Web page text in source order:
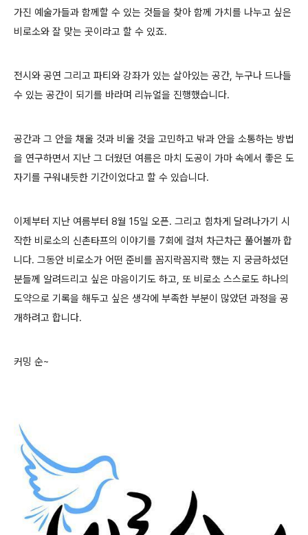
가진 예술가들과 함께할 수 있는 것들을 찾아 함께 가치를 나누고 싶은
비로소와 잘 맞는 곳이라고 할 수 있죠.
전시와 공연 그리고 파티와 강좌가 있는 살아있는 공간, 누구나 드나들
수 있는 공간이 되기를 바라며 리뉴얼을 진행했습니다.
공간과 그 안을 채울 것과 비울 것을 고민하고 밖과 안을 소통하는 방법
을 연구하면서 지난 그 더웠던 여름은 마치 도공이 가마 속에서 좋은 도
자기를 구워내듯한 기간이었다고 할 수 있습니다.
이제부터 지난 여름부터 8월 15일 오픈. 그리고 힘차게 달려나가기 시
작한 비로소의 신촌타프의 이야기를 7회에 걸쳐 차근차근 풀어볼까 합
니다. 그동안 비로소가 어떤 준비를 꼼지락꼼지락 했는 지 궁금하셨던
분들께 알려드리고 싶은 마음이기도 하고, 또 비로소 스스로도 하나의
도약으로 기록을 해두고 싶은 생각에 부족한 부분이 많았던 과정을 공
개하려고 합니다.
커밍 순~